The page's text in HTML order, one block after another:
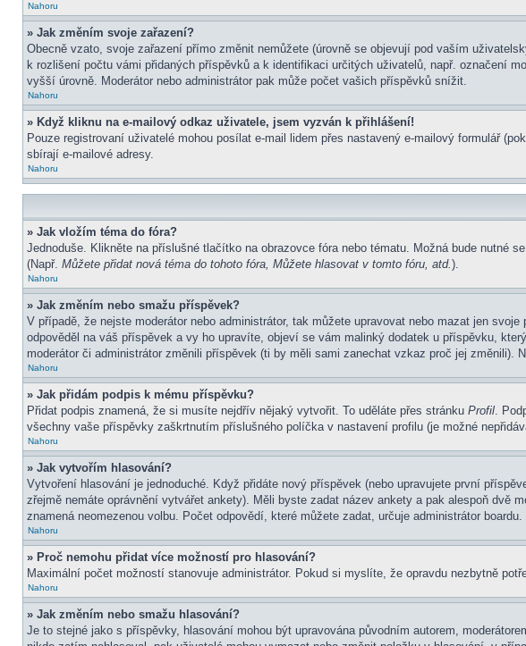
Nahoru
» Jak změním svoje zařazení?
Obecně vzato, svoje zařazení přímo změnit nemůžete (úrovně se objevují pod vaším
k rozlišení počtu vámi přidaných příspěvků a k identifikaci určitých uživatelů, např. označení
vyšší úrovně. Moderátor nebo administrátor pak může počet vašich příspěvků snížit.
Nahoru
» Když kliknu na e-mailový odkaz uživatele, jsem vyzván k přihlášení!
Pouze registrovaní uživatelé mohou posílat e-mail lidem přes nastavený e-mailový formulář
sbírají e-mailové adresy.
Nahoru
» Jak vložím téma do fóra?
Jednoduše. Klikněte na příslušné tlačítko na obrazovce fóra nebo tématu. Možná bude nutné
(Např. Můžete přidat nová téma do tohoto fóra, Můžete hlasovat v tomto fóru, atd.).
Nahoru
» Jak změním nebo smažu příspěvek?
V případě, že nejste moderátor nebo administrátor, tak můžete upravovat nebo mazat jen
odpověděl na váš příspěvek a vy ho upravíte, objeví se vám malinký dodatek u příspěvku,
moderátor či administrátor změnili příspěvek (ti by měli sami zanechat vzkaz proč jej změnili).
Nahoru
» Jak přidám podpis k mému příspěvku?
Přidat podpis znamená, že si musíte nejdřív nějaký vytvořit. To uděláte přes stránku Profil.
všechny vaše příspěvky zaškrtnutím příslušného políčka v nastavení profilu (je možné
Nahoru
» Jak vytvořím hlasování?
Vytvoření hlasování je jednoduché. Když přidáte nový příspěvek (nebo upravujete první
zřejmě nemáte oprávnění vytvářet ankety). Měli byste zadat název ankety a pak alespoň dvě
znamená neomezenou volbu. Počet odpovědí, které můžete zadat, určuje administrátor boardu.
Nahoru
» Proč nemohu přidat více možností pro hlasování?
Maximální počet možností stanovuje administrátor. Pokud si myslíte, že opravdu nezbytně
Nahoru
» Jak změním nebo smažu hlasování?
Je to stejné jako s příspěvky, hlasování mohou být upravována původním autorem,